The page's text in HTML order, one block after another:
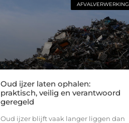
AFVALVERWERKING
Oud ijzer laten ophalen:
praktisch, veilig en verantwoord
geregeld
Oud ijzer blijft vaak langer liggen dan